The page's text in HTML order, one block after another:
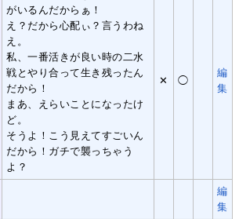
がいるんだからぁ！
え？だから心配ぃ？言うわね
え。
私、一番活きが良い時の二水
戦とやり合って生き残ったん
だから！
まあ、えらいことになったけ
ど。
そうよ！こう見えてすごいん
だから！ガチで襲っちゃう
よ？
✕ ◯
編
集
編
集